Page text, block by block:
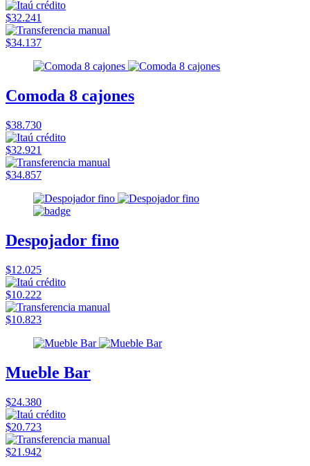
$32.241
$34.137
Comoda 8 cajones
$38.730
$32.921
$34.857
Despojador fino
$12.025
$10.222
$10.823
Mueble Bar
$24.380
$20.723
$21.942